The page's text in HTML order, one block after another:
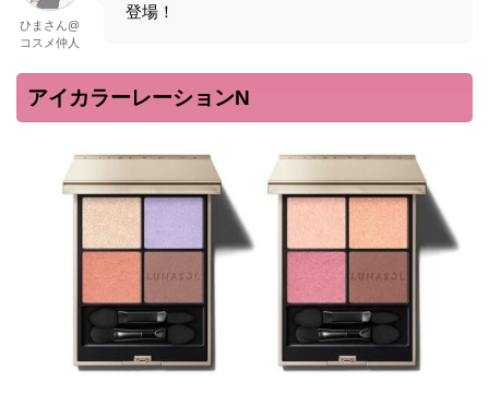
ひまさん@
コスメ仲人
登場！
アイカラーレーションN